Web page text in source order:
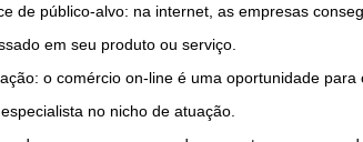
de público-alvo: na internet, as empresas
em seu produto ou serviço.
o comércio on-line é uma oportunidade
no nicho de atuação.